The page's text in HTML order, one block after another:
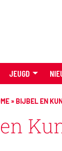
JEUGD
»BIJBEL EN